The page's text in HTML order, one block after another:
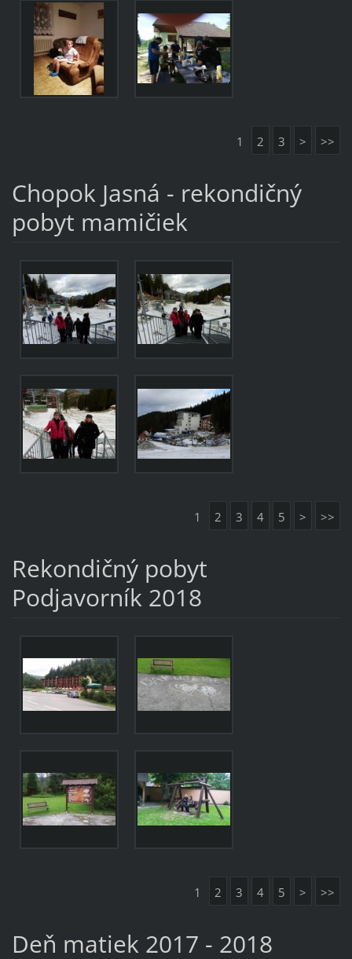
1 2 3 > >>
Chopok Jasná - rekondičný
pobyt mamičiek
1 2 3 4 5 > >>
Rekondičný pobyt
Podjavorník 2018
1 2 3 4 5 > >>
Deň matiek 2017 - 2018